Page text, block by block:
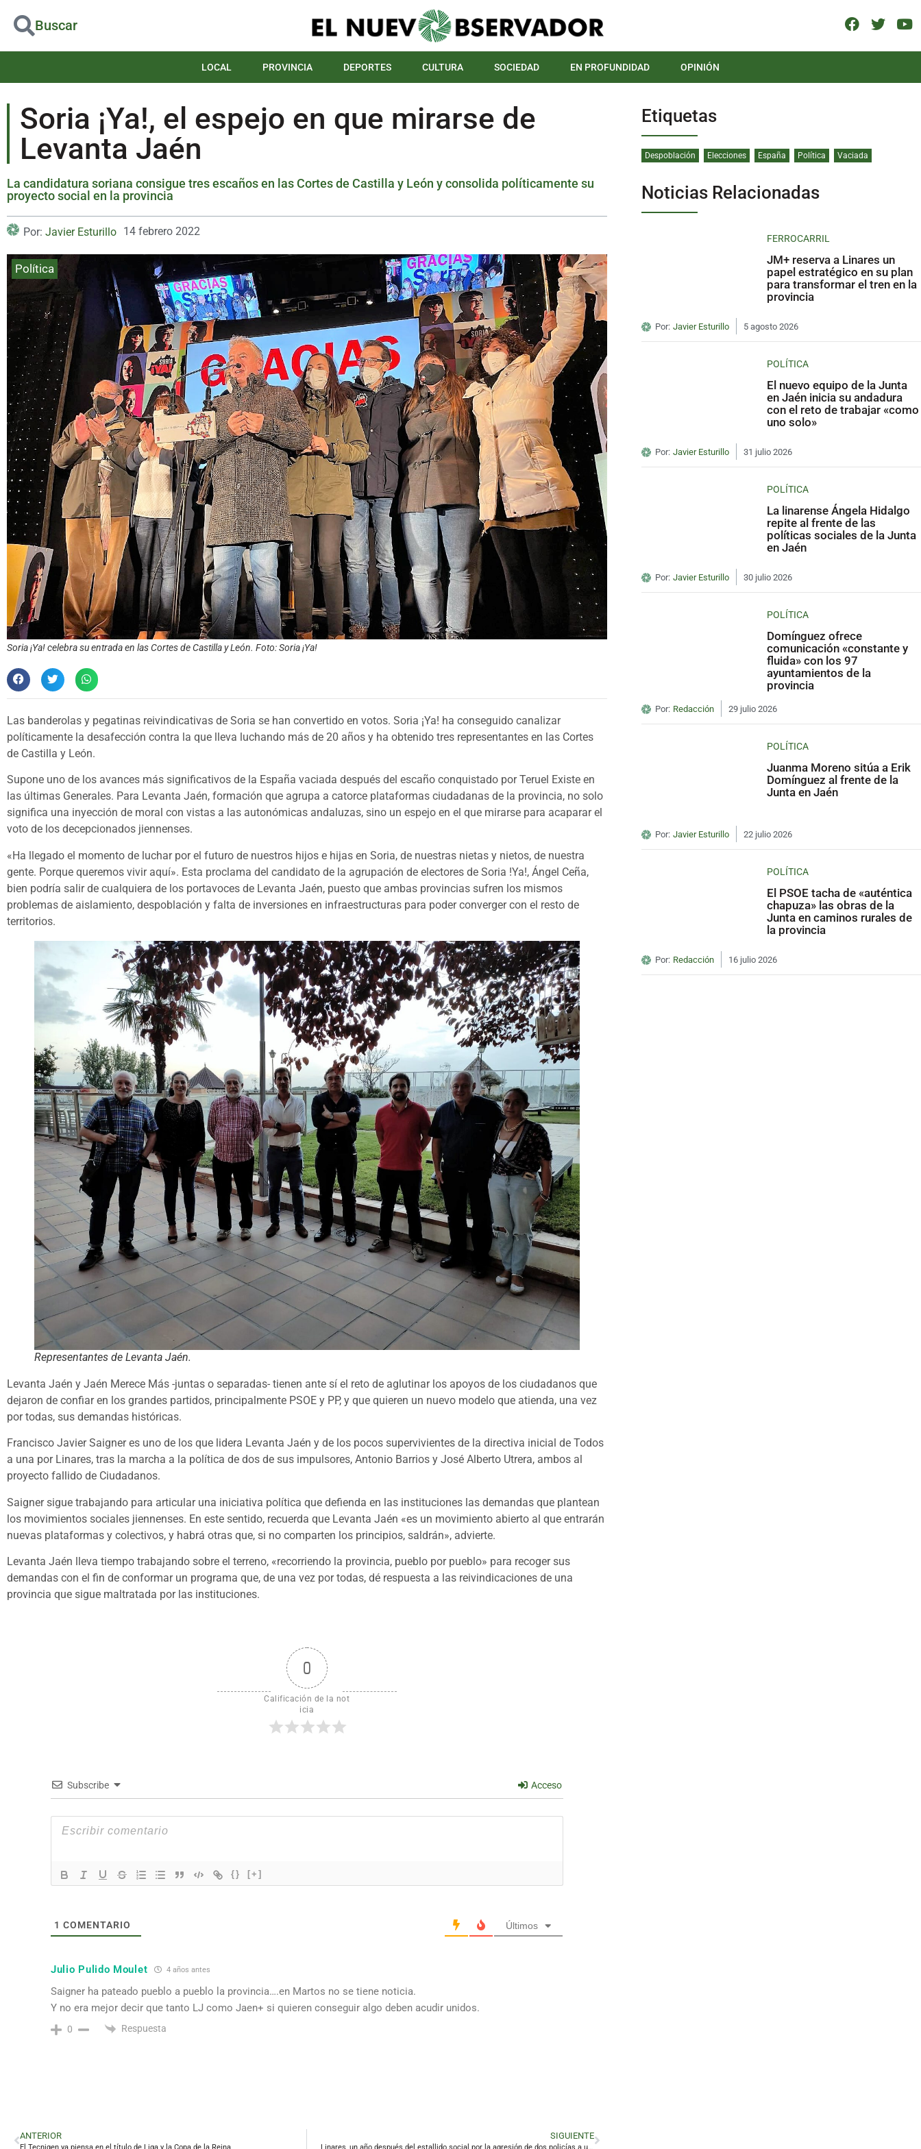
Buscar
LOCAL PROVINCIA DEPORTES CULTURA SOCIEDAD EN PROFUNDIDAD OPINIÓN
Soria ¡Ya!, el espejo en que mirarse de
Levanta Jaén
La candidatura soriana consigue tres escaños en las Cortes de Castilla y León y consolida políticamente su
proyecto social en la provincia
Por: Javier Esturillo 14 febrero 2022
Política
Soria ¡Ya! celebra su entrada en las Cortes de Castilla y León. Foto: Soria ¡Ya!
Las banderolas y pegatinas reivindicativas de Soria se han convertido en votos. Soria ¡Ya! ha conseguido canalizar
políticamente la desafección contra la que lleva luchando más de 20 años y ha obtenido tres representantes en las Cortes
de Castilla y León.
Supone uno de los avances más significativos de la España vaciada después del escaño conquistado por Teruel Existe en
las últimas Generales. Para Levanta Jaén, formación que agrupa a catorce plataformas ciudadanas de la provincia, no solo
significa una inyección de moral con vistas a las autonómicas andaluzas, sino un espejo en el que mirarse para acaparar el
voto de los decepcionados jiennenses.
«Ha llegado el momento de luchar por el futuro de nuestros hijos e hijas en Soria, de nuestras nietas y nietos, de nuestra
gente. Porque queremos vivir aquí». Esta proclama del candidato de la agrupación de electores de Soria !Ya!, Ángel Ceña,
bien podría salir de cualquiera de los portavoces de Levanta Jaén, puesto que ambas provincias sufren los mismos
problemas de aislamiento, despoblación y falta de inversiones en infraestructuras para poder converger con el resto de
territorios.
Representantes de Levanta Jaén.
Levanta Jaén y Jaén Merece Más -juntas o separadas- tienen ante sí el reto de aglutinar los apoyos de los ciudadanos que
dejaron de confiar en los grandes partidos, principalmente PSOE y PP, y que quieren un nuevo modelo que atienda, una vez
por todas, sus demandas históricas.
Francisco Javier Saigner es uno de los que lidera Levanta Jaén y de los pocos supervivientes de la directiva inicial de Todos
a una por Linares, tras la marcha a la política de dos de sus impulsores, Antonio Barrios y José Alberto Utrera, ambos al
proyecto fallido de Ciudadanos.
Saigner sigue trabajando para articular una iniciativa política que defienda en las instituciones las demandas que plantean
los movimientos sociales jiennenses. En este sentido, recuerda que Levanta Jaén «es un movimiento abierto al que entrarán
nuevas plataformas y colectivos, y habrá otras que, si no comparten los principios, saldrán», advierte.
Levanta Jaén lleva tiempo trabajando sobre el terreno, «recorriendo la provincia, pueblo por pueblo» para recoger sus
demandas con el fin de conformar un programa que, de una vez por todas, dé respuesta a las reivindicaciones de una
provincia que sigue maltratada por las instituciones.
0
Calificación de la not
icia
Subscribe Acceso
{} [+]
1 COMENTARIO Últimos
Julio Pulido Moulet 4 años antes
Saigner ha pateado pueblo a pueblo la provincia….en Martos no se tiene noticia.
Y no era mejor decir que tanto LJ como Jaen+ si quieren conseguir algo deben acudir unidos.
0 Respuesta
ANTERIOR
El Tecnigen ya piensa en el título de Liga y la Copa de la Reina
SIGUIENTE
Etiquetas
Despoblación Elecciones España Política Vaciada
Noticias Relacionadas
FERROCARRIL
JM+ reserva a Linares un
papel estratégico en su plan
para transformar el tren en la
provincia
Por: Javier Esturillo 5 agosto 2026
POLÍTICA
El nuevo equipo de la Junta
en Jaén inicia su andadura
con el reto de trabajar «como
uno solo»
Por: Javier Esturillo 31 julio 2026
POLÍTICA
La linarense Ángela Hidalgo
repite al frente de las
políticas sociales de la Junta
en Jaén
Por: Javier Esturillo 30 julio 2026
POLÍTICA
Domínguez ofrece
comunicación «constante y
fluida» con los 97
ayuntamientos de la
provincia
Por: Redacción 29 julio 2026
POLÍTICA
Juanma Moreno sitúa a Erik
Domínguez al frente de la
Junta en Jaén
Por: Javier Esturillo 22 julio 2026
POLÍTICA
El PSOE tacha de «auténtica
chapuza» las obras de la
Junta en caminos rurales de
la provincia
Por: Redacción 16 julio 2026